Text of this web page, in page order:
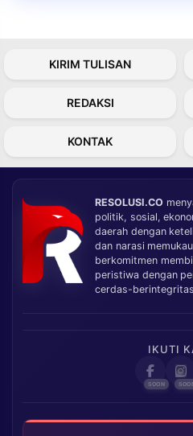
KIRIM TULISAN
REDAKSI
KONTAK
RESOLUSI.CO
politik, sosial,
daerah dengan
dan narasi
berkomitmen
peristiwa dengan
cerdas-
IKUTI